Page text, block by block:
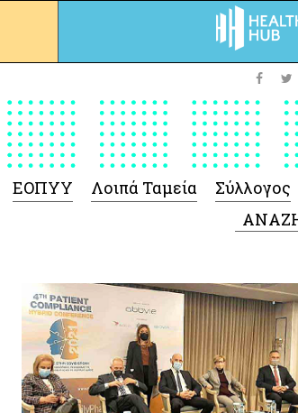
ΕΟΠΥΥ
 Ιατροτεχνολογικών
Προϊόντων
-Γενικές πληροφορίες
Σύμβαση Ακουστικών/
Ορθοπεδικά/ Αναπνευστικές
συσκευές
Λοιπά Ταμεία Σύλλογος